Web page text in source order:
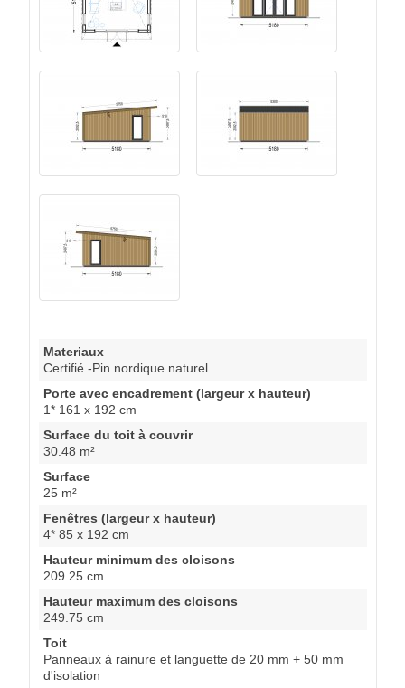
Materiaux
Certifié -Pin nordique naturel
Porte avec encadrement (largeur x hauteur)
1* 161 x 192 cm
Surface du toit à couvrir
30.48 m²
Surface
25 m²
Fenêtres (largeur x hauteur)
4* 85 x 192 cm
Hauteur minimum des cloisons
209.25 cm
Hauteur maximum des cloisons
249.75 cm
Toit
Panneaux à rainure et languette de 20 mm + 50 mm
d'isolation